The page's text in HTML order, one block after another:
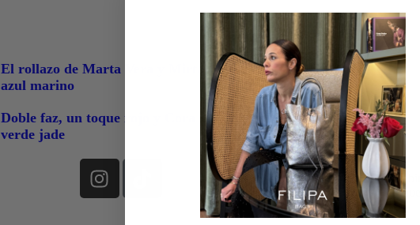
El rollazo de Marta Vera y Mirta
azul marino
Trenchs verdes
Doble faz, un toque rojo y Cora
verde jade
Barrel jeans negros